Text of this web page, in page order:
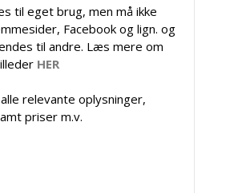
til eget brug, men må ikke
Facebook og lign. og
til andre. Læs mere om
HER
relevante oplysninger,
priser m.v.